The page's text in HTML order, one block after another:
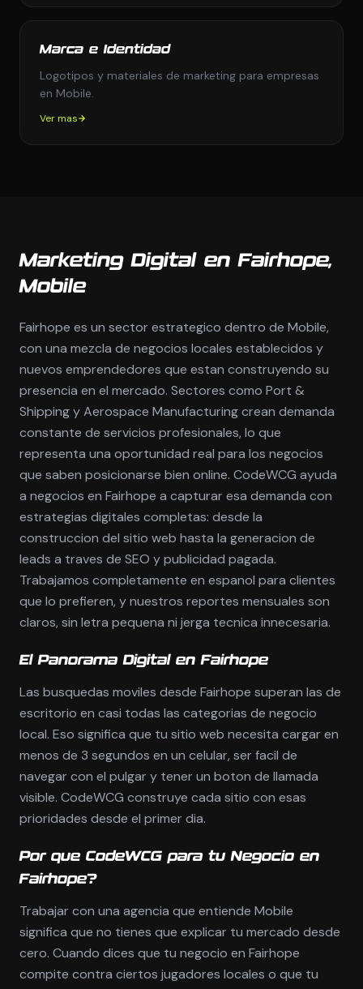
Marca e Identidad
Logotipos y materiales de marketing para empresas
en Mobile.
Ver mas
Marketing Digital en Fairhope,
Mobile
Fairhope es un sector estrategico dentro de Mobile,
con una mezcla de negocios locales establecidos y
nuevos emprendedores que estan construyendo su
presencia en el mercado. Sectores como Port &
Shipping y Aerospace Manufacturing crean demanda
constante de servicios profesionales, lo que
representa una oportunidad real para los negocios
que saben posicionarse bien online. CodeWCG ayuda
a negocios en Fairhope a capturar esa demanda con
estrategias digitales completas: desde la
construccion del sitio web hasta la generacion de
leads a traves de SEO y publicidad pagada.
Trabajamos completamente en espanol para clientes
que lo prefieren, y nuestros reportes mensuales son
claros, sin letra pequena ni jerga tecnica innecesaria.
El Panorama Digital en Fairhope
Las busquedas moviles desde Fairhope superan las de
escritorio en casi todas las categorias de negocio
local. Eso significa que tu sitio web necesita cargar en
menos de 3 segundos en un celular, ser facil de
navegar con el pulgar y tener un boton de llamada
visible. CodeWCG construye cada sitio con esas
prioridades desde el primer dia.
Por que CodeWCG para tu Negocio en
Fairhope?
Trabajar con una agencia que entiende Mobile
significa que no tienes que explicar tu mercado desde
cero. Cuando dices que tu negocio en Fairhope
compite contra ciertos jugadores locales o que tu